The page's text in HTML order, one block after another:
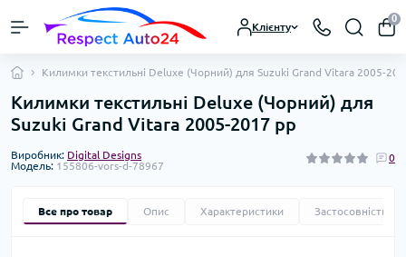
Клієнту
0
Килимки текстильні Deluxe (Чорний) для Suzuki Grand Vitara 2005-
Килимки текстильні Deluxe (Чорний) для
Suzuki Grand Vitara 2005-2017 рр
Виробник: Digital Designs
Модель: 155806-vors-d-78967
0
Все про товар Опис Характеристики Застосовність